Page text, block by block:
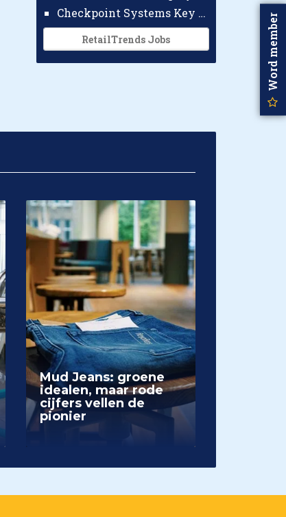
Checkpoint Systems Key Accountmanager Benelux
RetailTrends Jobs
Mud Jeans: groene
idealen, maar rode
cijfers vellen de
pionier
Word member